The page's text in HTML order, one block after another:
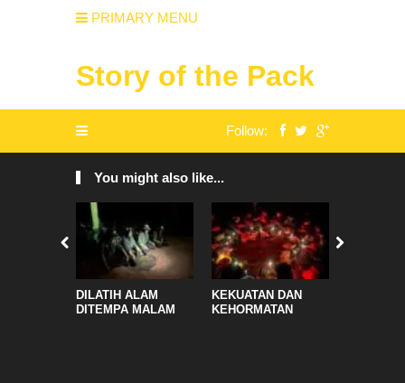
PRIMARY MENU
Story of the Pack
Follow:
You might also like...
DILATIH ALAM
DITEMPA MALAM
KEKUATAN DAN
KEHORMATAN